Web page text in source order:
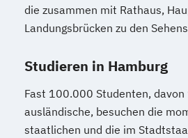
die zusammen mit Rathaus,
Landungsbrücken zu den
Studieren in Hamburg
Fast 100.000 Studenten,
ausländische, besuchen die
staatlichen und die im